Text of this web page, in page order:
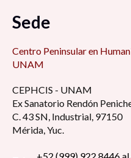
Sede
Centro Peninsular en
UNAM
CEPHCIS - UNAM
Ex Sanatorio Rendón
C. 43 SN, Industrial, 97150
Mérida, Yuc.